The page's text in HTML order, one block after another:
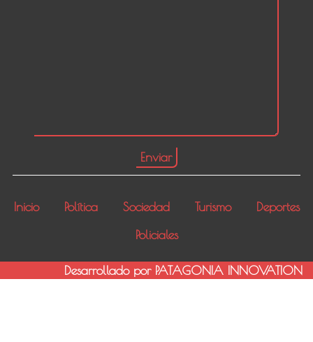
Inicio Política Sociedad Turismo
Deportes
Policiales
Desarrollado por PATAGONIA INNOVATION